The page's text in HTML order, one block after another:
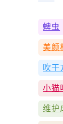
蜱虫
美颜
吹干
小猫
维护